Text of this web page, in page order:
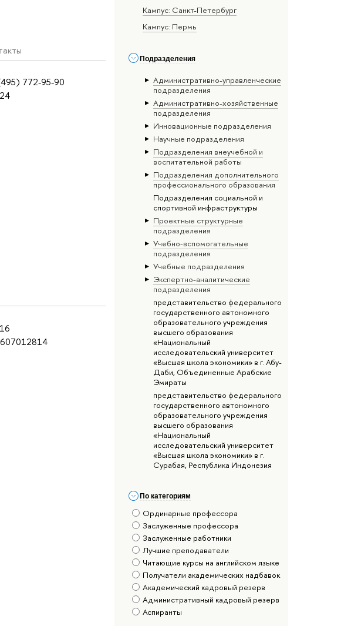
Кампус: Санкт-Петербург
Кампус: Пермь
Подразделения
Административно-управленческие
подразделения
Административно-хозяйственные
подразделения
Инновационные подразделения
Научные подразделения
Подразделения внеучебной и
воспитательной работы
Подразделения дополнительного
профессионального образования
Подразделения социальной и
спортивной инфраструктуры
Проектные структурные
подразделения
Учебно-вспомогательные
подразделения
Учебные подразделения
Экспертно-аналитические
подразделения
представительство федерального
государственного автономного
образовательного учреждения
высшего образования
«Национальный
исследовательский университет
«Высшая школа экономики» в г. Абу-
Даби, Объединенные Арабские
Эмираты
представительство федерального
государственного автономного
образовательного учреждения
высшего образования
«Национальный
исследовательский университет
«Высшая школа экономики» в г.
Сурабая, Республика Индонезия
По категориям
Ординарные профессора
Заслуженные профессора
Заслуженные работники
Лучшие преподаватели
Читающие курсы на английском языке
Получатели академических надбавок
Академический кадровый резерв
Административный кадровый резерв
Аспиранты
772-95-90